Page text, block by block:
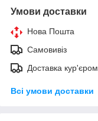
Умови доставки
Нова Пошта
Самовивіз
Доставка кур'єром
Всі умови доставки